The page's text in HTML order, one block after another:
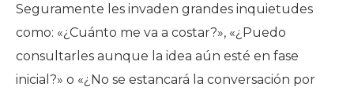
Seguramente les invaden grandes inquietudes
como: «¿Cuánto me va a costar?», «¿Puedo
consultarles aunque la idea aún esté en fase
inicial?» o «¿No se estancará la conversación por